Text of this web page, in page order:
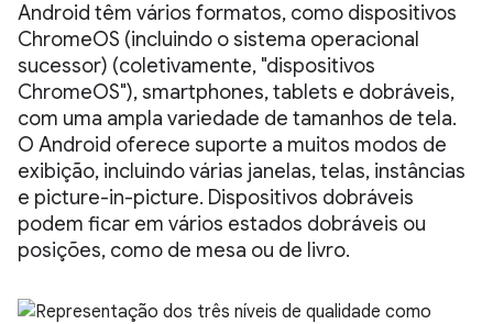
Android têm vários formatos, como dispositivos
ChromeOS (incluindo o sistema operacional
sucessor) (coletivamente, "dispositivos
ChromeOS"), smartphones, tablets e dobráveis,
com uma ampla variedade de tamanhos de tela.
O Android oferece suporte a muitos modos de
exibição, incluindo várias janelas, telas, instâncias
e picture-in-picture. Dispositivos dobráveis
podem ficar em vários estados dobráveis ou
posições, como de mesa ou de livro.